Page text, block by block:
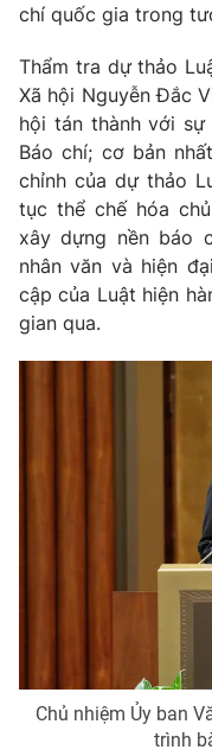
chí quốc gia trong
Thẩm tra dự thảo
Xã hội Nguyễn Đắc
hội tán thành với
Báo chí; cơ bản
chỉnh của dự thảo
tục thể chế hóa
xây dựng nền báo
nhân văn và hiện
cập của Luật hiện
gian qua.
Chủ nhiệm Ủy ban
trình